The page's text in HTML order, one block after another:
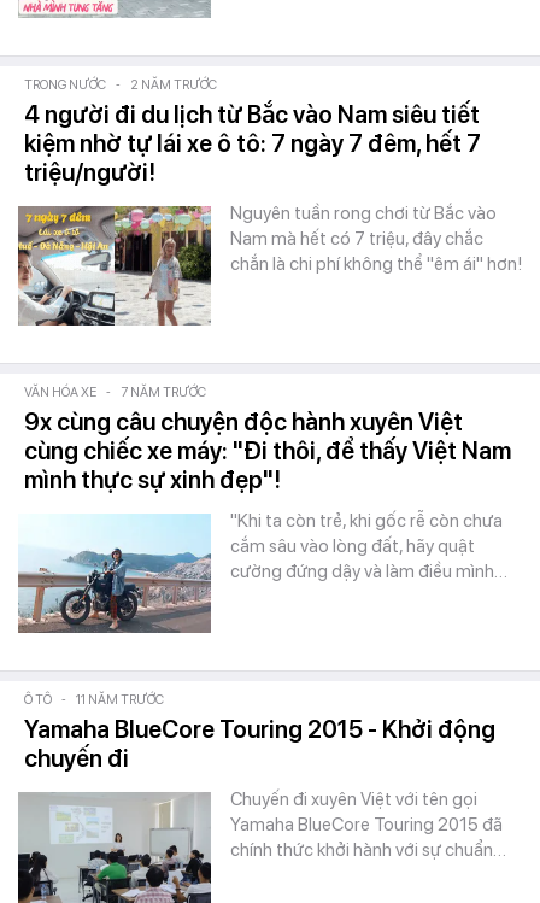
TRONG NƯỚC - 2 NĂM TRƯỚC
4 người đi du lịch từ Bắc vào Nam siêu tiết
kiệm nhờ tự lái xe ô tô: 7 ngày 7 đêm, hết 7
triệu/người!
Nguyên tuần rong chơi từ Bắc vào
Nam mà hết có 7 triệu, đây chắc
chắn là chi phí không thể "êm ái" hơn!
VĂN HÓA XE - 7 NĂM TRƯỚC
9x cùng câu chuyện độc hành xuyên Việt
cùng chiếc xe máy: "Đi thôi, để thấy Việt Nam
mình thực sự xinh đẹp"!
"Khi ta còn trẻ, khi gốc rễ còn chưa
cắm sâu vào lòng đất, hãy quật
cường đứng dậy và làm điều mình…
Ô TÔ - 11 NĂM TRƯỚC
Yamaha BlueCore Touring 2015 - Khởi động
chuyến đi
Chuyến đi xuyên Việt với tên gọi
Yamaha BlueCore Touring 2015 đã
chính thức khởi hành với sự chuẩn…